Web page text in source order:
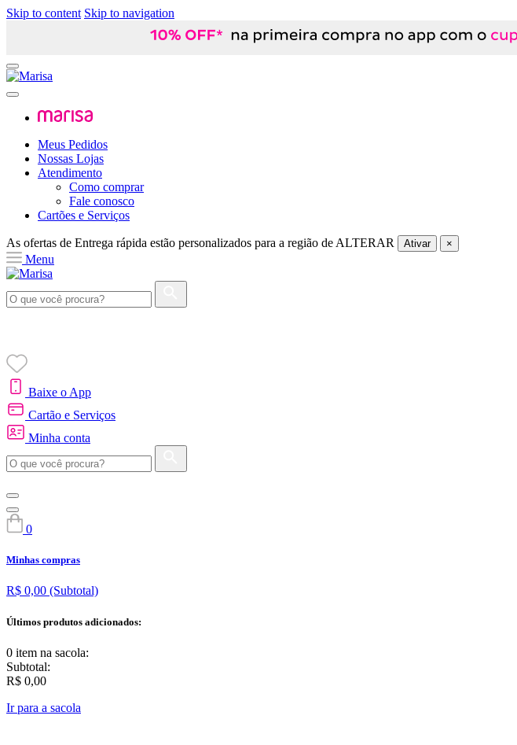
Skip to content Skip to navigation
Meus Pedidos
Nossas Lojas
Atendimento
Como comprar
Fale conosco
Cartões e Serviços
As ofertas de Entrega rápida estão personalizados para a região de ALTERAR Ativar ×
Menu
Baixe o App
Cartão e Serviços
Minha conta
0
Minhas compras
R$ 0,00 (Subtotal)
Últimos produtos adicionados:
0 item na sacola:
Subtotal:
R$ 0,00
Ir para a sacola